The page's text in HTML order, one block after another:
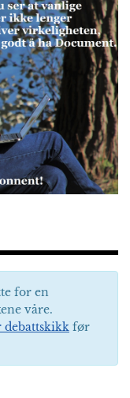
for en
våre.
før